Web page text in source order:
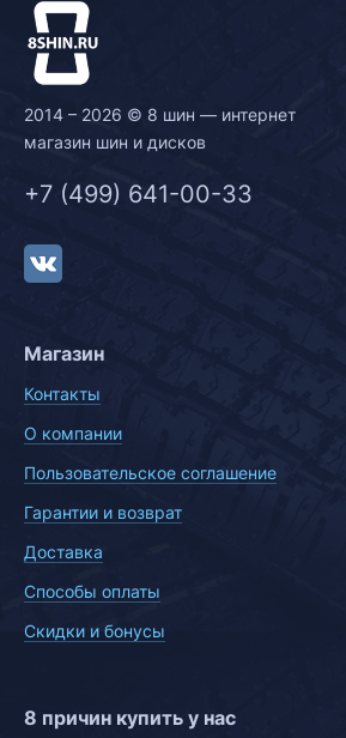
2014 – 2026 © 8 шин — интернет
магазин шин и дисков
+7 (499) 641-00-33
Магазин
Контакты
О компании
Пользовательское соглашение
Гарантии и возврат
Доставка
Способы оплаты
Скидки и бонусы
8 причин купить у нас